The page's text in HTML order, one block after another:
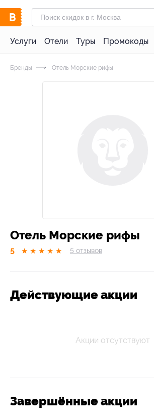
Услуги Отели Туры Промокоды
Бренды Отель Морские рифы
Отель Морские рифы
5 ★ ★ ★ ★ ★ 5 отзывов
Действующие акции
Акции отсутствуют
Завершённые акции